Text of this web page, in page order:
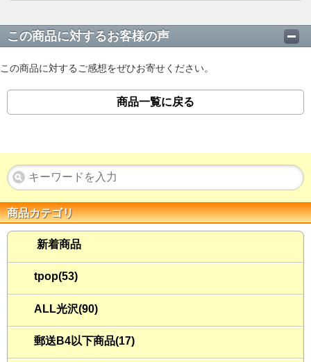
この商品に対するお客様の声
この商品に対するご感想をぜひお寄せください。
商品一覧に戻る
商品カテゴリ
新着商品
tpop(53)
ALL光沢(90)
郵送B4以下商品(17)